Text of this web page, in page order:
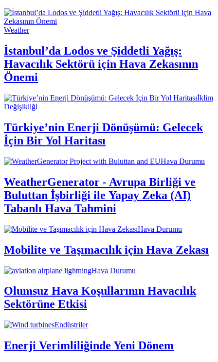
Weather
İstanbul’da Lodos ve Şiddetli Yağış:
Havacılık Sektörü için Hava Zekasının
Önemi
İklim
Değişikliği
Türkiye’nin Enerji Dönüşümü: Gelecek
İçin Bir Yol Haritası
Hava Durumu
WeatherGenerator - Avrupa Birliği ve
Buluttan İşbirliği ile Yapay Zeka (AI)
Tabanlı Hava Tahmini
Hava Durumu
Mobilite ve Taşımacılık için Hava Zekası
Hava Durumu
Olumsuz Hava Koşullarının Havacılık
Sektörüne Etkisi
Endüstriler
Enerji Verimliliğinde Yeni Dönem